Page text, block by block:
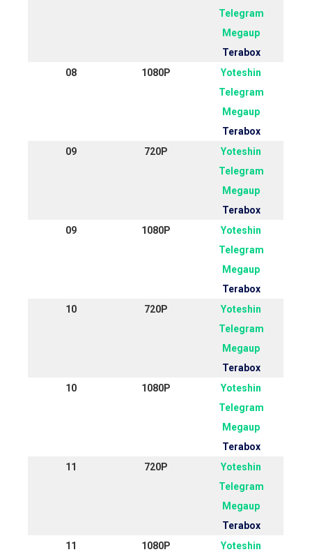
Telegram
Megaup
Terabox
08
1080P
Yoteshin
Telegram
Megaup
Terabox
09
720P
Yoteshin
Telegram
Megaup
Terabox
09
1080P
Yoteshin
Telegram
Megaup
Terabox
10
720P
Yoteshin
Telegram
Megaup
Terabox
10
1080P
Yoteshin
Telegram
Megaup
Terabox
11
720P
Yoteshin
Telegram
Megaup
Terabox
11
1080P
Yoteshin